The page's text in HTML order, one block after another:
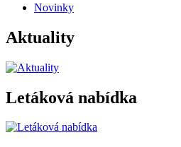
Novinky
Aktuality
Letáková nabídka